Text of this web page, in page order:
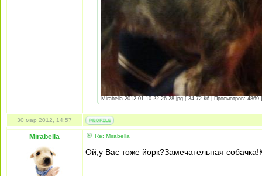
Mirabella 2012-01-10 22.26.28.jpg [ 34.72 Кб | Просмотров: 4869 ]
30 мар 2012, 14:57
Mirabella Re: Mirabella
Ой,у Вас тоже йорк?Замечательная